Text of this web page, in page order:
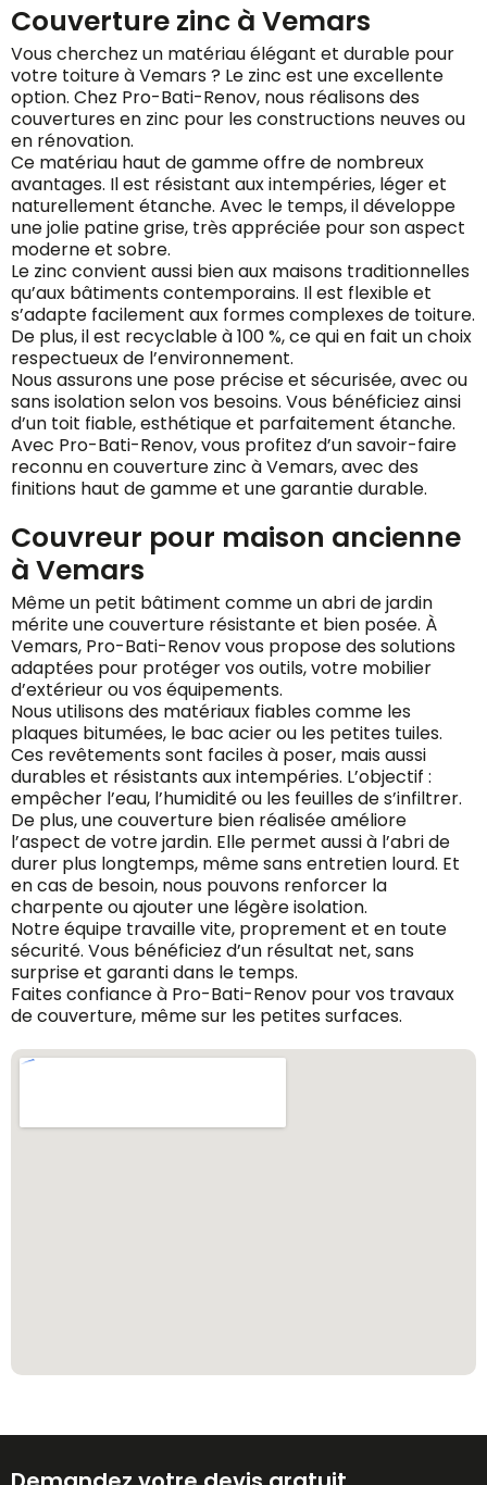
Couverture zinc à Vemars
Vous cherchez un matériau élégant et durable pour
votre toiture à Vemars ? Le zinc est une excellente
option. Chez Pro-Bati-Renov, nous réalisons des
couvertures en zinc pour les constructions neuves ou
en rénovation.
Ce matériau haut de gamme offre de nombreux
avantages. Il est résistant aux intempéries, léger et
naturellement étanche. Avec le temps, il développe
une jolie patine grise, très appréciée pour son aspect
moderne et sobre.
Le zinc convient aussi bien aux maisons traditionnelles
qu’aux bâtiments contemporains. Il est flexible et
s’adapte facilement aux formes complexes de toiture.
De plus, il est recyclable à 100 %, ce qui en fait un choix
respectueux de l’environnement.
Nous assurons une pose précise et sécurisée, avec ou
sans isolation selon vos besoins. Vous bénéficiez ainsi
d’un toit fiable, esthétique et parfaitement étanche.
Avec Pro-Bati-Renov, vous profitez d’un savoir-faire
reconnu en couverture zinc à Vemars, avec des
finitions haut de gamme et une garantie durable.
Couvreur pour maison ancienne
à Vemars
Même un petit bâtiment comme un abri de jardin
mérite une couverture résistante et bien posée. À
Vemars, Pro-Bati-Renov vous propose des solutions
adaptées pour protéger vos outils, votre mobilier
d’extérieur ou vos équipements.
Nous utilisons des matériaux fiables comme les
plaques bitumées, le bac acier ou les petites tuiles.
Ces revêtements sont faciles à poser, mais aussi
durables et résistants aux intempéries. L’objectif :
empêcher l’eau, l’humidité ou les feuilles de s’infiltrer.
De plus, une couverture bien réalisée améliore
l’aspect de votre jardin. Elle permet aussi à l’abri de
durer plus longtemps, même sans entretien lourd. Et
en cas de besoin, nous pouvons renforcer la
charpente ou ajouter une légère isolation.
Notre équipe travaille vite, proprement et en toute
sécurité. Vous bénéficiez d’un résultat net, sans
surprise et garanti dans le temps.
Faites confiance à Pro-Bati-Renov pour vos travaux
de couverture, même sur les petites surfaces.